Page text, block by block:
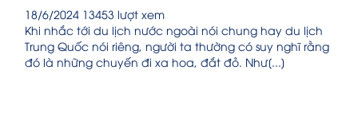
18/6/2024 13453 lượt xem
Khi nhắc tới du lịch nước ngoài nói chung hay du lịch
Trung Quốc nói riêng, người ta thường có suy nghĩ rằng
đó là những chuyến đi xa hoa, đắt đỏ. Như[...]